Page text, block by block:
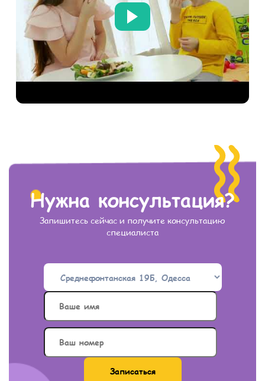
Нужна консультация?
Запишитесь сейчас и получите консультацию
специалиста